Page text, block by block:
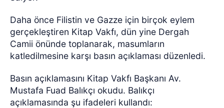
Daha önce Filistin ve Gazze için birçok eylem
gerçekleştiren Kitap Vakfı, dün yine Dergah
Camii önünde toplanarak, masumların
katledilmesine karşı basın açıklaması düzenledi.
Basın açıklamasını Kitap Vakfı Başkanı Av.
Mustafa Fuad Balıkçı okudu. Balıkçı
açıklamasında şu ifadeleri kullandı: